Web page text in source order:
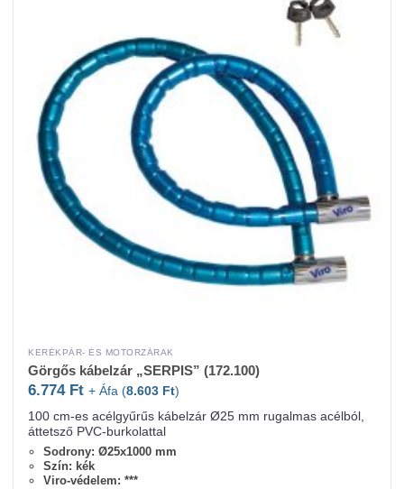
KERÉKPÁR- ÉS MOTORZÁRAK
Görgős kábelzár „SERPIS” (172.100)
6.774 Ft + Áfa (8.603 Ft)
100 cm-es acélgyűrűs kábelzár Ø25 mm rugalmas acélból,
áttetsző PVC-burkolattal
Sodrony: Ø25x1000 mm
Szín: kék
Viro-védelem: ***